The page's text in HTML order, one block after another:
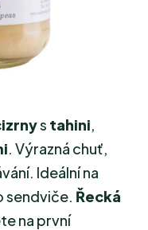
s tahini
. Výrazná chuť,
Ideální na
sendviče. Řecká
na první